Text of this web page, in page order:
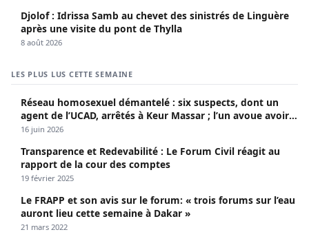
Djolof : Idrissa Samb au chevet des sinistrés de Linguère
après une visite du pont de Thylla
8 août 2026
LES PLUS LUS CETTE SEMAINE
Réseau homosexuel démantelé : six suspects, dont un
agent de l’UCAD, arrêtés à Keur Massar ; l’un avoue avoir
propagé le VIH depuis 2018
16 juin 2026
Transparence et Redevabilité : Le Forum Civil réagit au
rapport de la cour des comptes
19 février 2025
Le FRAPP et son avis sur le forum: « trois forums sur l’eau
auront lieu cette semaine à Dakar »
21 mars 2022